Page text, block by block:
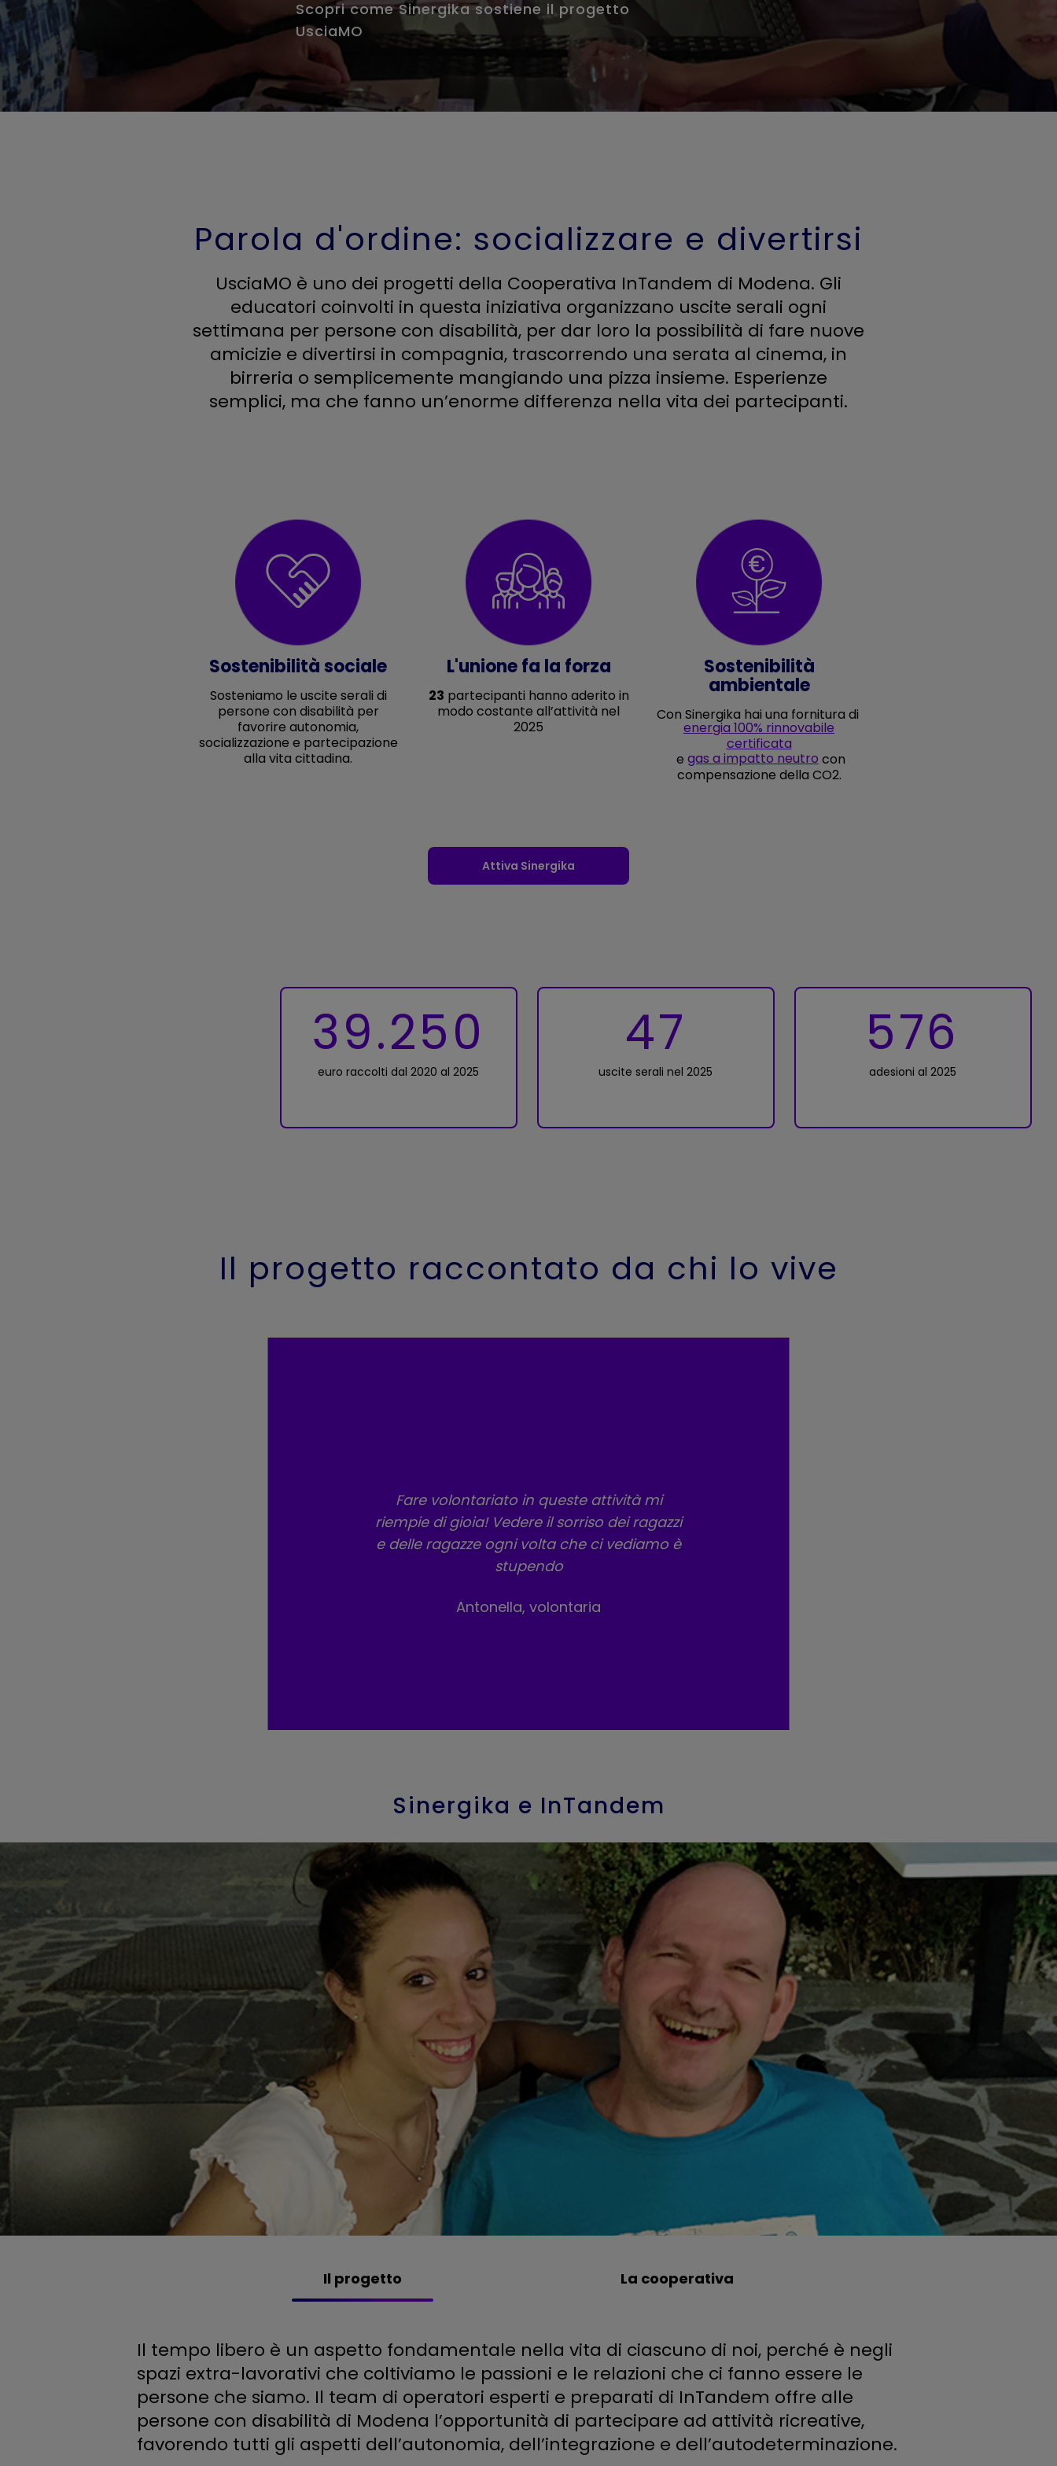
Scopri come Sinergika sostiene il progetto
UsciaMO
Parola d'ordine: socializzare e divertirsi
UsciaMO è uno dei progetti della Cooperativa InTandem di Modena. Gli
educatori coinvolti in questa iniziativa organizzano uscite serali ogni
settimana per persone con disabilità, per dar loro la possibilità di fare nuove
amicizie e divertirsi in compagnia, trascorrendo una serata al cinema, in
birreria o semplicemente mangiando una pizza insieme. Esperienze
semplici, ma che fanno un’enorme differenza nella vita dei partecipanti.
Sostenibilità sociale
Sosteniamo le uscite serali di
persone con disabilità per
favorire autonomia,
socializzazione e partecipazione
alla vita cittadina.
L'unione fa la forza
23 partecipanti hanno aderito in
modo costante all’attività nel
2025
Sostenibilità
ambientale
Con Sinergika hai una fornitura di
energia 100% rinnovabile
certificata
e gas a impatto neutrocon
compensazione della CO2.
Attiva Sinergika
39.250
euro raccolti dal 2020 al 2025
47
uscite serali nel 2025
576
adesioni al 2025
Il progetto raccontato da chi lo vive
Fare volontariato in queste attività mi
riempie di gioia! Vedere il sorriso dei ragazzi
e delle ragazze ogni volta che ci vediamo è
stupendo
Antonella, volontaria
Sinergika e InTandem
Il progetto La cooperativa
Il tempo libero è un aspetto fondamentale nella vita di ciascuno di noi, perché è negli
spazi extra-lavorativi che coltiviamo le passioni e le relazioni che ci fanno essere le
persone che siamo. Il team di operatori esperti e preparati di InTandem offre alle
persone con disabilità di Modena l’opportunità di partecipare ad attività ricreative,
favorendo tutti gli aspetti dell’autonomia, dell’integrazione e dell’autodeterminazione.